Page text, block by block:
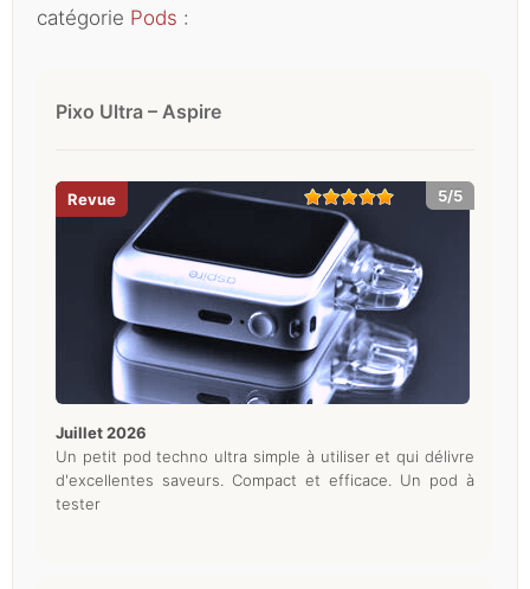
catégorie Pods :
Pixo Ultra – Aspire
5/5
juillet 2026
Un petit pod techno ultra simple à utiliser et qui délivre
d'excellentes saveurs. Compact et efficace. Un pod à
tester